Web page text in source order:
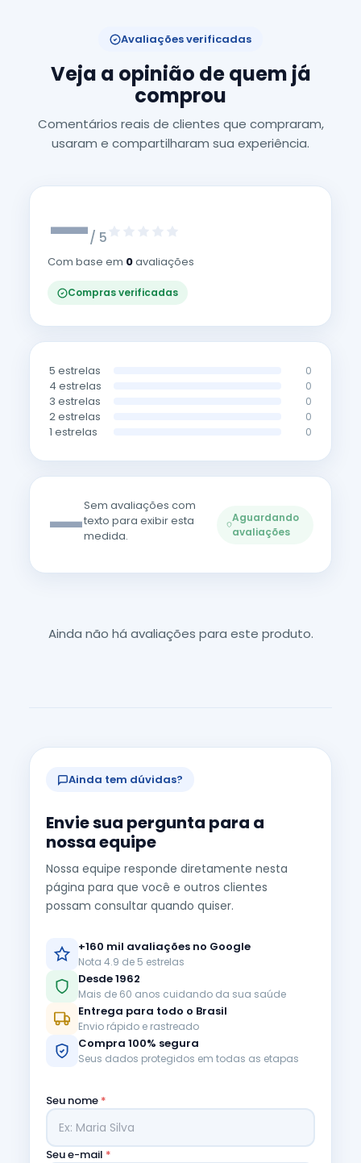
Avaliações verificadas
Veja a opinião de quem já
comprou
Comentários reais de clientes que compraram,
usaram e compartilharam sua experiência.
—/ 5
Com base em 0avaliações
Compras verificadas
5 estrelas 0
4 estrelas 0
3 estrelas 0
2 estrelas 0
1 estrelas 0
—Sem avaliações com
texto para exibir esta
medida.
Aguardando
avaliações
Ainda não há avaliações para este produto.
Ainda tem dúvidas?
Envie sua pergunta para a
nossa equipe
Nossa equipe responde diretamente nesta
página para que você e outros clientes
possam consultar quando quiser.
+160 mil avaliações no Google
Nota 4.9 de 5 estrelas
Desde 1962
Mais de 60 anos cuidando da sua saúde
Entrega para todo o Brasil
Envio rápido e rastreado
Compra 100% segura
Seus dados protegidos em todas as etapas
Seu nome *
Seu e-mail *